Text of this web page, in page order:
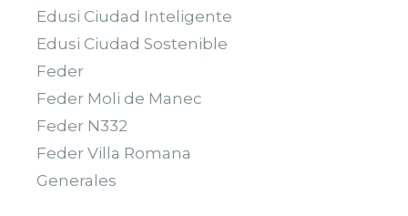
Edusi Ciudad Inteligente
Edusi Ciudad Sostenible
Feder
Feder Moli de Manec
Feder N332
Feder Villa Romana
Generales